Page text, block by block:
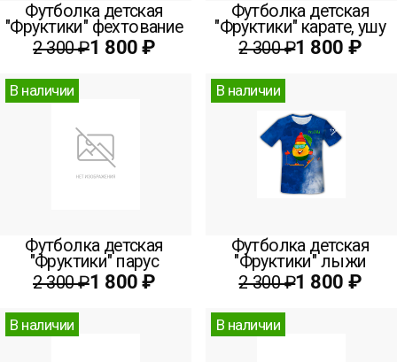
Футболка детская
"Фруктики" фехтование
2 300 ₽1 800 ₽
Футболка детская
"Фруктики" карате, ушу
2 300 ₽1 800 ₽
В наличии
Футболка детская
"Фруктики" парус
2 300 ₽1 800 ₽
В наличии
Футболка детская
"Фруктики" лыжи
2 300 ₽1 800 ₽
В наличии В наличии